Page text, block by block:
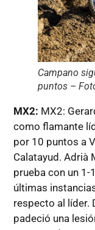
Campano
puntos –
MX2: MX2:
como flamante
por 10 puntos a
Calatayud. Adrià
prueba con un 1-
últimas
respecto al líder.
padeció una